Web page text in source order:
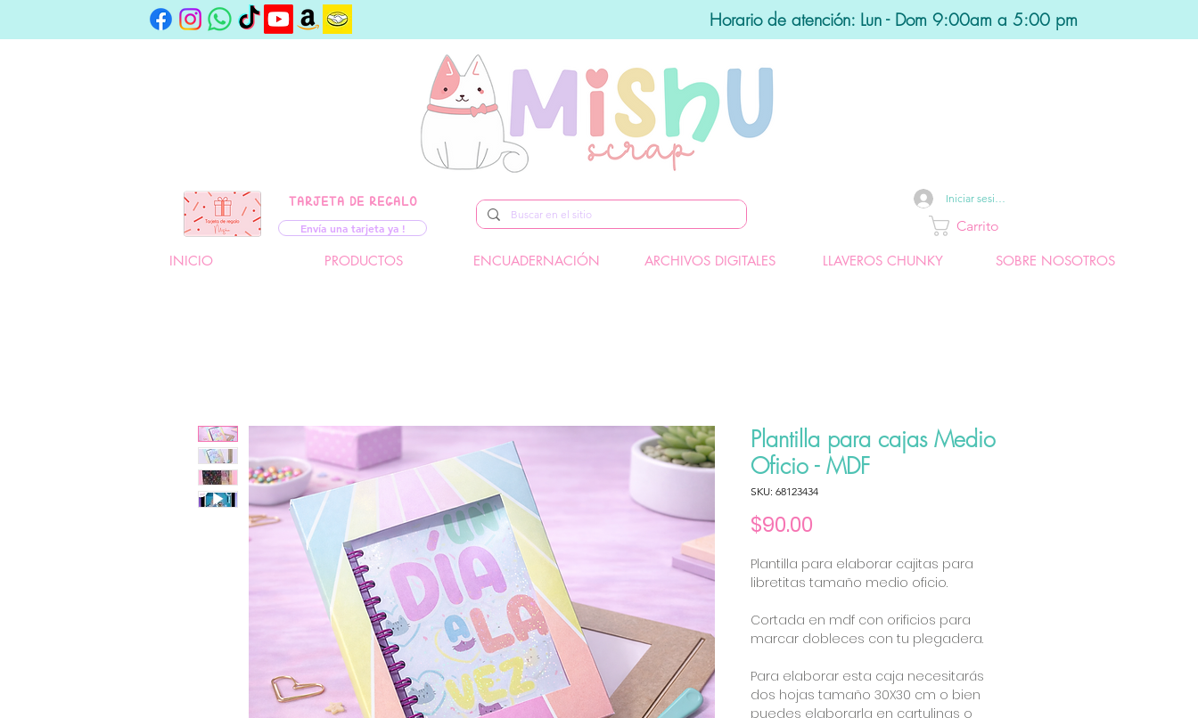
Horario de atención: Lun - Dom 9:00am a 5:00 pm
TARJETA DE REGALO
Envía una tarjeta ya !
Iniciar sesión
Carrito
INICIO PRODUCTOS ENCUADERNACIÓN ARCHIVOS DIGITALES LLAVEROS CHUNKY SOBRE NOSOTROS
Plantilla para cajas Medio
Oficio - MDF
SKU: 68123434
$90.00
Plantilla para elaborar cajitas para
libretitas tamaño medio oficio.
Cortada en mdf con orificios para
marcar dobleces con tu plegadera.
Para elaborar esta caja necesitarás
dos hojas tamaño 30X30 cm o bien
puedes elaborarla en cartulinas o